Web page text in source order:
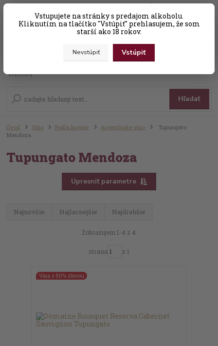
Vstupujete na stránky s predajom alkoholu.
Kliknutím na tlačítko "Vstúpiť" prehlasujem, že som
starší ako 18 rokov.
Nevstúpiť Vstúpiť
Hľadať
+421 (0) 31 56 25 377-8 za0,00 EUR
Úvod Víno Podľa krajiny Argentínske víno
Tupungato
Mendoza
Tupungato Mendoza
Upresniť parametre
Najnovšie Najlacnejšie Najdrahšie
Zobrazujem 1-4 z 4
strana z 1
Vína s 50% zľavou